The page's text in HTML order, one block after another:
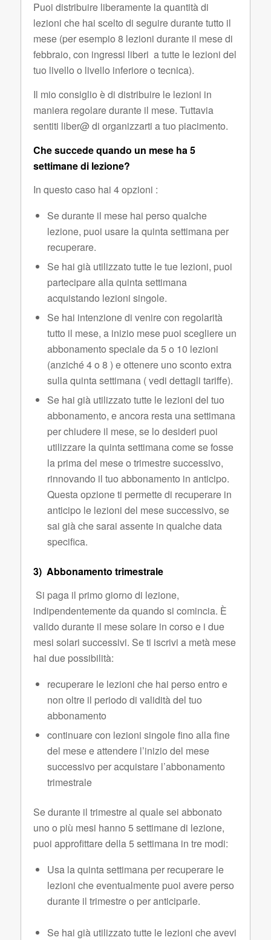
Puoi distribuire liberamente la quantità di
lezioni che hai scelto di seguire durante tutto il
mese (per esempio 8 lezioni durante il mese di
febbraio, con ingressi liberi a tutte le lezioni del
tuo livello o livello inferiore o tecnica).
Il mio consiglio è di distribuire le lezioni in
maniera regolare durante il mese. Tuttavia
sentiti liber@ di organizzarti a tuo piacimento.
Che succede quando un mese ha 5
settimane di lezione?
In questo caso hai 4 opzioni :
Se durante il mese hai perso qualche
lezione, puoi usare la quinta settimana per
recuperare.
Se hai già utilizzato tutte le tue lezioni, puoi
partecipare alla quinta settimana
acquistando lezioni singole.
Se hai intenzione di venire con regolarità
tutto il mese, a inizio mese puoi scegliere un
abbonamento speciale da 5 o 10 lezioni
(anziché 4 o 8 ) e ottenere uno sconto extra
sulla quinta settimana ( vedi dettagli tariffe).
Se hai già utilizzato tutte le lezioni del tuo
abbonamento, e ancora resta una settimana
per chiudere il mese, se lo desideri puoi
utilizzare la quinta settimana come se fosse
la prima del mese o trimestre successivo,
rinnovando il tuo abbonamento in anticipo.
Questa opzione ti permette di recuperare in
anticipo le lezioni del mese successivo, se
sai già che sarai assente in qualche data
specifica.
3) Abbonamento trimestrale
Si paga il primo giorno di lezione,
indipendentemente da quando si comincia. È
valido durante il mese solare in corso e i due
mesi solari successivi. Se ti iscrivi a metà mese
hai due possibilità:
recuperare le lezioni che hai perso entro e
non oltre il periodo di validità del tuo
abbonamento
continuare con lezioni singole fino alla fine
del mese e attendere l’inizio del mese
successivo per acquistare l’abbonamento
trimestrale
Se durante il trimestre al quale sei abbonato
uno o più mesi hanno 5 settimane di lezione,
puoi approfittare della 5 settimana in tre modi:
Usa la quinta settimana per recuperare le
lezioni che eventualmente puoi avere perso
durante il trimestre o per anticiparle.
Se hai già utilizzato tutte le lezioni che avevi